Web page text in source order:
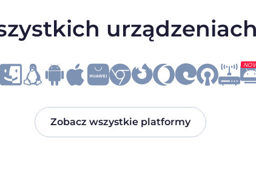
Zobacz wszystkie platformy